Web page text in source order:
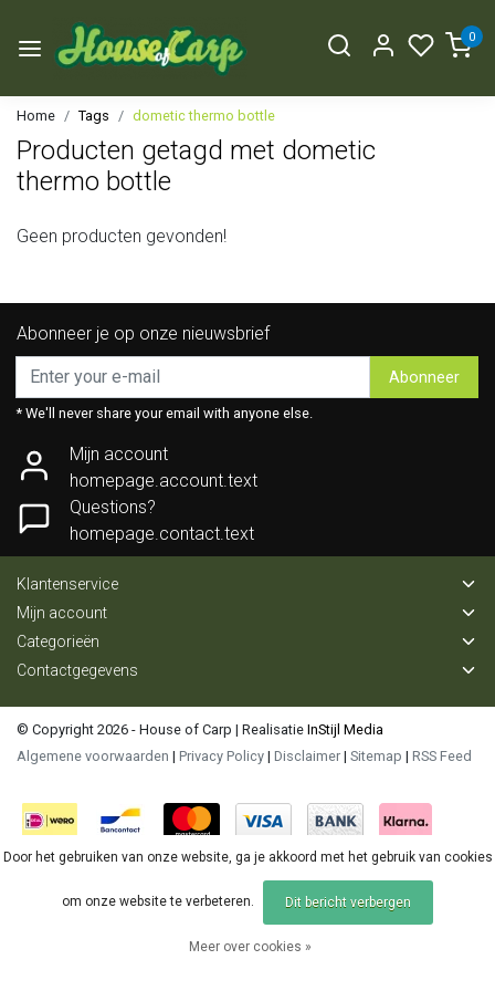
0
Home Tags dometic thermo bottle
Producten getagd met dometic
thermo bottle
Geen producten gevonden!
Abonneer je op onze nieuwsbrief
Abonneer
* We'll never share your email with anyone else.
Mijn account
homepage.account.text
Questions?
homepage.contact.text
Klantenservice
Mijn account
Categorieën
Contactgegevens
© Copyright 2026 - House of Carp | Realisatie InStijl Media
Algemene voorwaarden | Privacy Policy | Disclaimer | Sitemap | RSS Feed
Door het gebruiken van onze website, ga je akkoord met het gebruik van cookies
om onze website te verbeteren. Dit bericht verbergen
Meer over cookies »